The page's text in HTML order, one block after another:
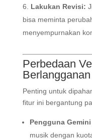
Lakukan Revisi:
bisa meminta
menyempurnakan
Perbedaan
Berlangganan
Penting untuk
fitur ini bergantung
Pengguna
musik dengan